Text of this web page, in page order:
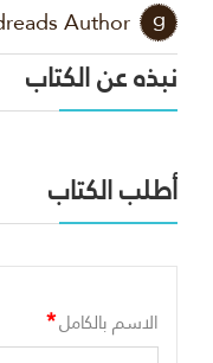
Author
نبذه عن الكتاب
أطلب الكتاب
الاسم بالكامل*